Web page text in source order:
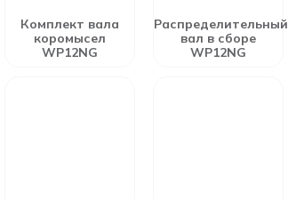
Комплект вала
коромысел
WP12NG
Распределительный
вал в сборе
WP12NG